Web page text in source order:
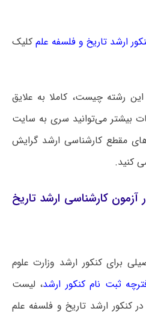
ارشد تاریخ و فلسفه علم کلیک
رشته چیست، کاملا به علایق
بیشتر می‌توانید سری به سایت
مقطع کارشناسی ارشد گرایش
کنید.
کارشناسی ارشد تاریخ
برای کنکور ارشد وزارت علوم
ثبت نام کنکور ارشد، لیست
کنکور ارشد تاریخ و فلسفه علم